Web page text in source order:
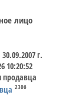
лицо
г.
10:20:52
продавца
2306